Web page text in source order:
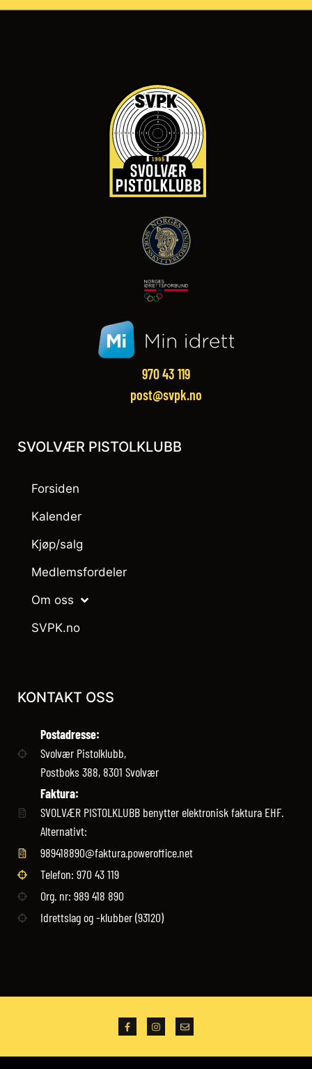
970 43 119‬
post@svpk.no
SVOLVÆR PISTOLKLUBB
Forsiden
Kalender
Kjøp/salg
Medlemsfordeler
Om oss
SVPK.no
KONTAKT OSS
Postadresse:
Svolvær Pistolklubb,
Postboks 388, 8301 Svolvær
Faktura:
SVOLVÆR PISTOLKLUBB benytter elektronisk faktura EHF.
Alternativt:
989418890@faktura.poweroffice.net
Telefon: 970 43 119‬
Org. nr: 989 418 890
Idrettslag og -klubber (93120)